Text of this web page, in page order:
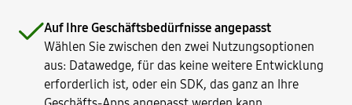
Auf Ihre Geschäftsbedürfnisse angepasst
Wählen Sie zwischen den zwei Nutzungsoptionen
aus: Datawedge, für das keine weitere Entwicklung
erforderlich ist, oder ein SDK, das ganz an Ihre